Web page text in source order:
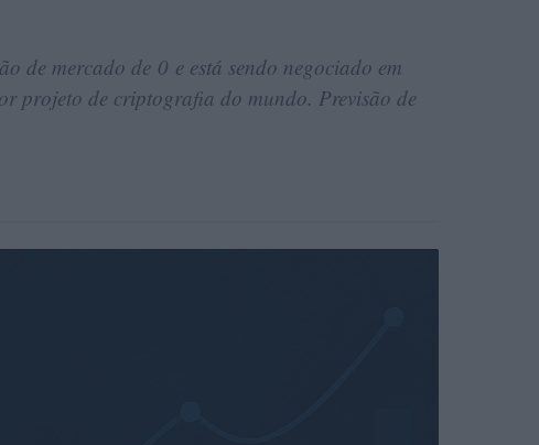
de mercado de 0 e está sendo negociado em
projeto de criptografia do mundo. Previsão de